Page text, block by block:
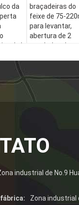
da
de I
braçadeiras do
feixe de 75-
para levantar,
abertura de 2
toneladas de
braçadeiras do
industrial de No.9
Zona industrial